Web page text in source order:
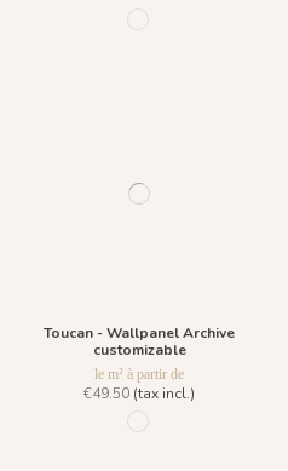
Toucan - Wallpanel Archive
customizable
le m² à partir de
€49.50 (tax incl.)